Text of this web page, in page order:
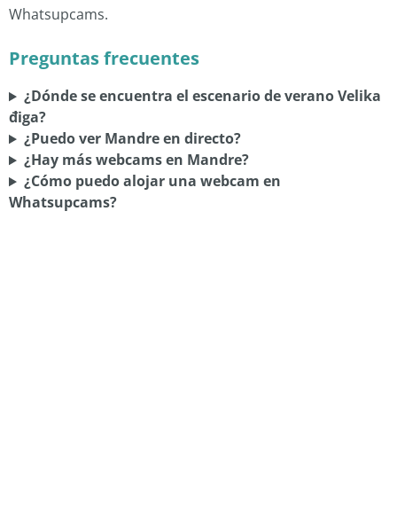
Whatsupcams.
Preguntas frecuentes
¿Dónde se encuentra el escenario de verano Velika
điga?
¿Puedo ver Mandre en directo?
¿Hay más webcams en Mandre?
¿Cómo puedo alojar una webcam en
Whatsupcams?